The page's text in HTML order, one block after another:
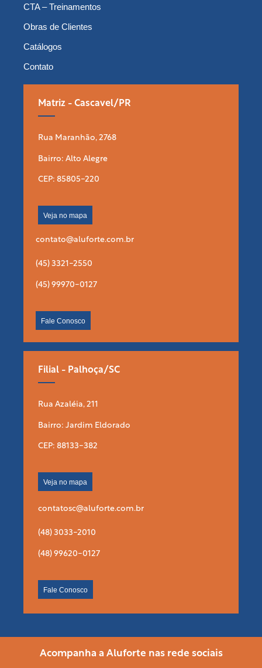
CTA – Treinamentos
Obras de Clientes
Catálogos
Contato
Matriz - Cascavel/PR
Rua Maranhão, 2768
Bairro: Alto Alegre
CEP: 85805-220
Veja no mapa
contato@aluforte.com.br
(45) 3321-2550
(45) 99970-0127
Fale Conosco
Filial - Palhoça/SC
Rua Azaléia, 211
Bairro: Jardim Eldorado
CEP: 88133-382
Veja no mapa
contatosc@aluforte.com.br
(48) 3033-2010
(48) 99620-0127
Fale Conosco
Acompanha a Aluforte nas rede sociais